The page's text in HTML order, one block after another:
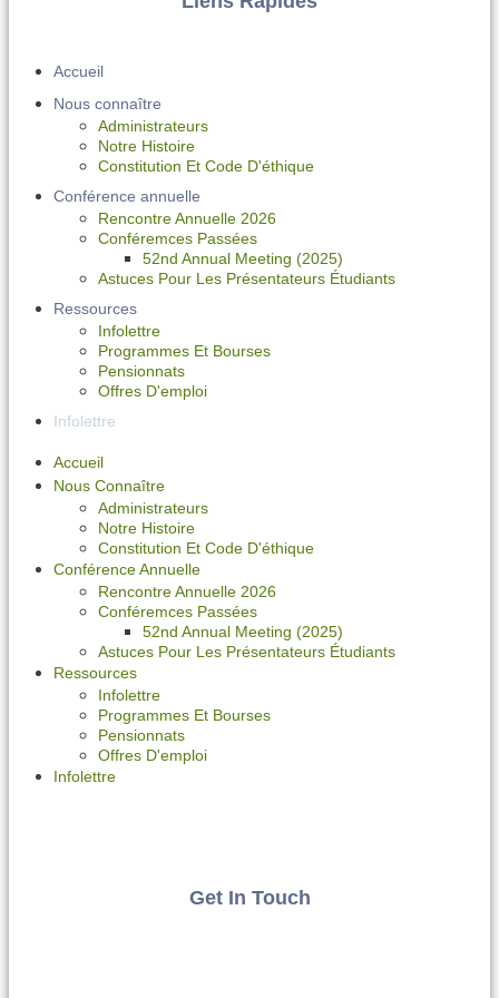
Accueil
Nous connaître
Administrateurs
Notre Histoire
Constitution Et Code D'éthique
Conférence annuelle
Rencontre Annuelle 2026
Conféremces Passées
52nd Annual Meeting (2025)
Astuces Pour Les Présentateurs Étudiants
Ressources
Infolettre
Programmes Et Bourses
Pensionnats
Offres D'emploi
Infolettre
Accueil
Nous Connaître
Administrateurs
Notre Histoire
Constitution Et Code D'éthique
Conférence Annuelle
Rencontre Annuelle 2026
Conféremces Passées
52nd Annual Meeting (2025)
Astuces Pour Les Présentateurs Étudiants
Ressources
Infolettre
Programmes Et Bourses
Pensionnats
Offres D'emploi
Infolettre
Get In Touch